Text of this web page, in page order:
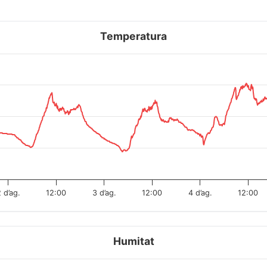
Temperatura
d’ag. 12:00 3 d’ag. 12:00 4 d’ag. 12:00
Humitat